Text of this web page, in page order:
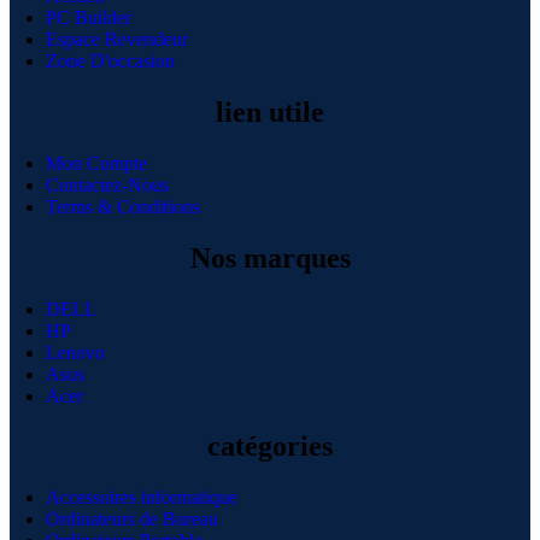
PC Builder
Espace Revendeur
Zone D'occasion
lien utile
Mon Compte
Contactez-Nous
Terms & Conditions
Nos marques
DELL
HP
Lenovo
Asus
Acer
catégories
Accessoires informatique
Ordinateurs de Bureau